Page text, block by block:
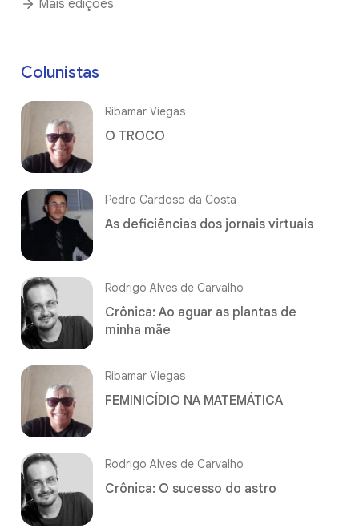
Mais edições
Colunistas
Ribamar Viegas
O TROCO
Pedro Cardoso da Costa
As deficiências dos jornais virtuais
Rodrigo Alves de Carvalho
Crônica: Ao aguar as plantas de
minha mãe
Ribamar Viegas
FEMINICÍDIO NA MATEMÁTICA
Rodrigo Alves de Carvalho
Crônica: O sucesso do astro